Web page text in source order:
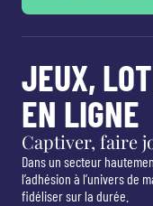
JEUX,
EN LIGNE
Captiver, faire
Dans un secteur
l’adhésion à l’univers de
fidéliser sur la durée.